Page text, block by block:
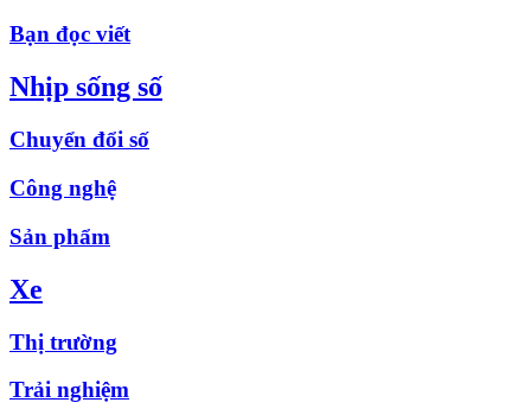
Bạn đọc viết
Nhịp sống số
Chuyển đổi số
Công nghệ
Sản phẩm
Xe
Thị trường
Trải nghiệm